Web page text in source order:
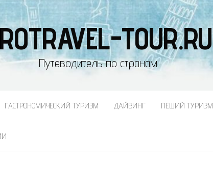
TOUR.RU
Путеводитель по странам
ГАСТРОНОМИЧЕСКИЙ ТУРИЗМ ДАЙВИНГ ПЕШИЙ ТУРИЗМ